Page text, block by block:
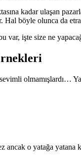
kadar ulaşan
Hal böyle olunca da
var, işte size ne
olmamışlardı…
ancak o yatağa